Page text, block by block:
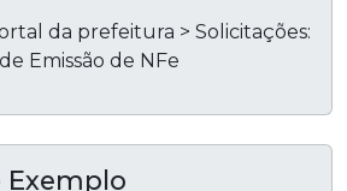
da prefeitura > Solicitações:
Emissão de NFe
Exemplo